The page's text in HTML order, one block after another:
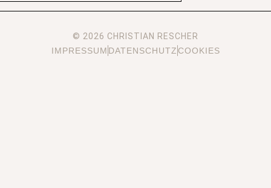
© 2026 CHRISTIAN RESCHER
IMPRESSUM DATENSCHUTZ COOKIES